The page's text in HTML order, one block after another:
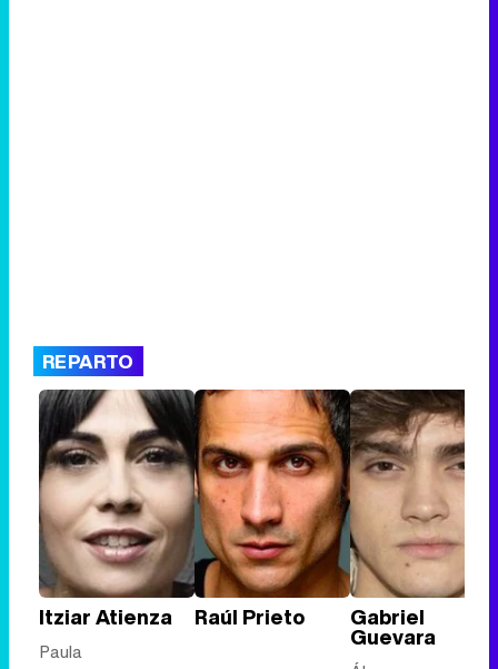
REPARTO
Itziar Atienza
Paula
Raúl Prieto Gabriel
Guevara